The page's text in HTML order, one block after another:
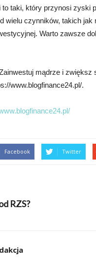
taki, który przynosi
wielu czynników, takich
Warto zawsze
mądrze i
www.blogfinance24.pl/.
Facebook Twitter
RZS?